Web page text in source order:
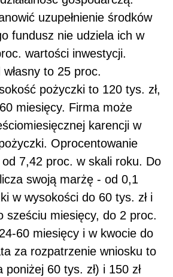
uzupełnienie środków
fundusz nie udziela ich w
wartości inwestycji.
własny to 25 proc.
pożyczki to 120 tys. zł,
miesięcy. Firma może
karencji w
Oprocentowanie
7,42 proc. w skali roku. Do
swoją marżę - od 0,1
w wysokości do 60 tys. zł i
sześciu miesięcy, do 2 proc.
60 miesięcy i w kwocie do
za rozpatrzenie wniosku to
poniżej 60 tys. zł) i 150 zł